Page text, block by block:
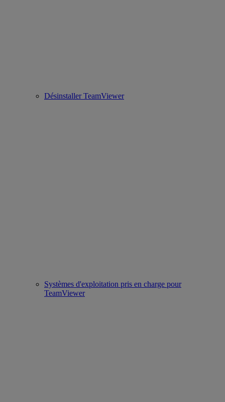
Désinstaller TeamViewer
Systèmes d'exploitation pris en charge pour
TeamViewer